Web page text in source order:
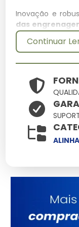
Inovação e
das
você encontra
otimizando seu
Continuar